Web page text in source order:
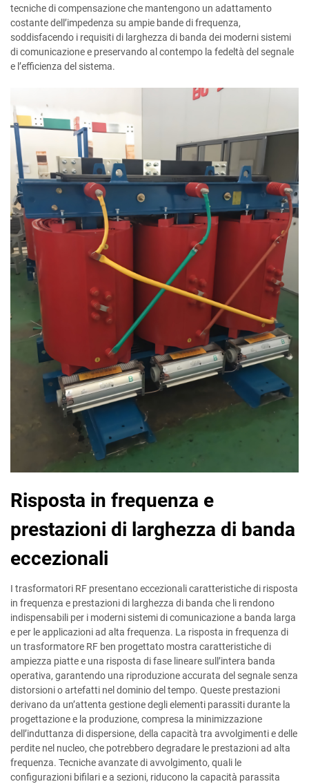
tecniche di compensazione che mantengono un adattamento
costante dell’impedenza su ampie bande di frequenza,
soddisfacendo i requisiti di larghezza di banda dei moderni sistemi
di comunicazione e preservando al contempo la fedeltà del segnale
e l’efficienza del sistema.
Risposta in frequenza e
prestazioni di larghezza di banda
eccezionali
I trasformatori RF presentano eccezionali caratteristiche di risposta
in frequenza e prestazioni di larghezza di banda che li rendono
indispensabili per i moderni sistemi di comunicazione a banda larga
e per le applicazioni ad alta frequenza. La risposta in frequenza di
un trasformatore RF ben progettato mostra caratteristiche di
ampiezza piatte e una risposta di fase lineare sull’intera banda
operativa, garantendo una riproduzione accurata del segnale senza
distorsioni o artefatti nel dominio del tempo. Queste prestazioni
derivano da un’attenta gestione degli elementi parassiti durante la
progettazione e la produzione, compresa la minimizzazione
dell’induttanza di dispersione, della capacità tra avvolgimenti e delle
perdite nel nucleo, che potrebbero degradare le prestazioni ad alta
frequenza. Tecniche avanzate di avvolgimento, quali le
configurazioni bifilari e a sezioni, riducono la capacità parassita